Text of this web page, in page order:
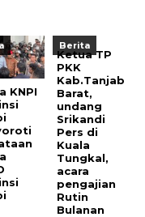
KNPI
Berita
Ketua TP
PKK
Kab.Tanjab
Barat,
undang
Srikandi
Pers di
Kuala
Tungkal,
acara
pengajian
Rutin
Bulanan